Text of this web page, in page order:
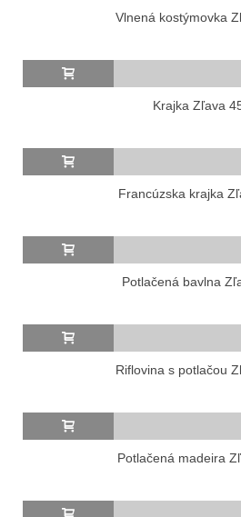
Vlnená kostýmovka
Krajka Zľava
Francúzska krajka
Potlačená bavlna
Riflovina s potlačou
Potlačená madeira